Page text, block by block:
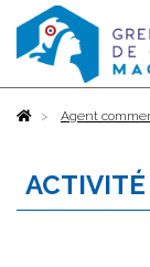
AccueilAgent